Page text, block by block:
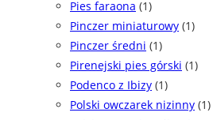
Pies faraona (1)
Pinczer miniaturowy (1)
Pinczer średni (1)
Pirenejski pies górski (1)
Podenco z Ibizy (1)
Polski owczarek nizinny (1)